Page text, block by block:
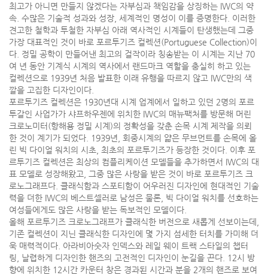
최고가 아니면 만들지 않겠다는 자부심과 책임감을 상징하는 IWC의 약
속. 수많은 기술적 성과와 성장, 세계적인 명성이 이를 증명한다. 이러한
견고한 철학과 투철한 자부심 아래 역사적인 시계들이 탄생했는데 그중
가장 대표적인 것이 바로 포르투기즈 컬렉션(Portuguese Collection)이
다. 정밀 공학이 만들어낸 최고의 걸작이라 칭송받는 이 시계는 지난 70
여 년 동안 기계식 시계의 역사에서 랜드마크 역할을 충실히 하고 있는
컬렉션으로 1939년 처음 발표한 이래 유행을 따르지 않고 IWC만의 색
깔을 고집한 디자인이다.
포르투기즈 컬렉션은 1930년대 시계 업계에서 일하고 있던 2명의 포르
투갈인 사업가가 샤프하우젠에 위치한 IWC의 매뉴팩처를 방문해 머린
크로노미터(항해용 정밀 시계)의 정확성을 갖춘 손목 시계 제작을 의뢰
한 것이 계기가 되었다. 1939년, 회중시계의 얇은 무브먼트를 손목에 올
린 빅 다이얼 워치의 시초, 최초의 포르투기즈가 등장한 것이다. 이후 포
르투기즈 컬렉션은 최상의 컴플리케이션 모델들을 추가하면서 IWC의 대
표 모델로 성장해왔고, 그중 많은 사랑을 받은 것이 바로 포르투기즈 크
로노그래프다. 클래식함과 스포티함이 어우러진 디자인에 현대적인 기술
력을 더한 IWC의 베스트셀러로 남성은 물론, 빅 다이얼 워치를 선호하는
여성들에게도 많은 사랑을 받는 독보적인 모델이다.
올해 포르투기즈 크로노그래프가 클래식한 버전으로 새롭게 선보이는데,
기존 컬렉션이 지닌 클래식한 디자인에 몇 가지 섬세한 터치를 가미해 더
욱 매력적이다. 아라비아숫자 인덱스와 레일 웨이 트랙 스타일의 챕터
링, 날렵하게 디자인한 핸즈의 고전적인 디자인이 눈길을 끈다. 12시 방
향에 위치한 12시간 카운터 창은 경과된 시간과 분을 2개의 핸즈로 보여